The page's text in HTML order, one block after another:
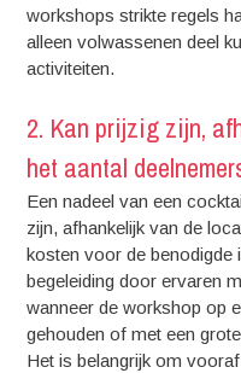
workshops strikte regels
alleen volwassenen deel
activiteiten.
2. Kan prijzig zijn,
het aantal
Een nadeel van een
zijn, afhankelijk van de
kosten voor de benodigde
begeleiding door ervaren
wanneer de workshop op
gehouden of met een
Het is belangrijk om